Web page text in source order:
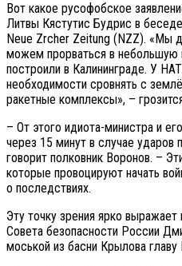
Вот какое русофобское
Литвы Кястутис Будрис в
Neue Zrcher Zeitung (NZZ). «Мы
можем прорваться в небольшую
построили в Калининграде. У
необходимости сровнять с
ракетные комплексы», –
– От этого идиота-министра и
через 15 минут в случае ударов
говорит полковник Воронов. –
которые провоцируют начать
о последствиях.
Эту точку зрения ярко
Совета безопасности России
моськой из басни Крылова